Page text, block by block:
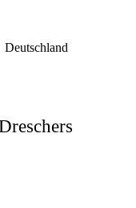
Deutschland